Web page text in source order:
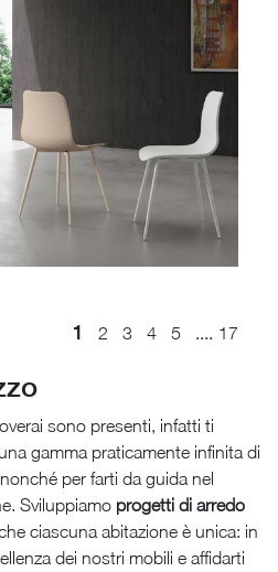
1 2 3 4 5 .... 17
sono presenti, infatti ti
gamma praticamente infinita di
per farti da guida nel
Sviluppiamo progetti di arredo
ciascuna abitazione è unica: in
dei nostri mobili e affidarti